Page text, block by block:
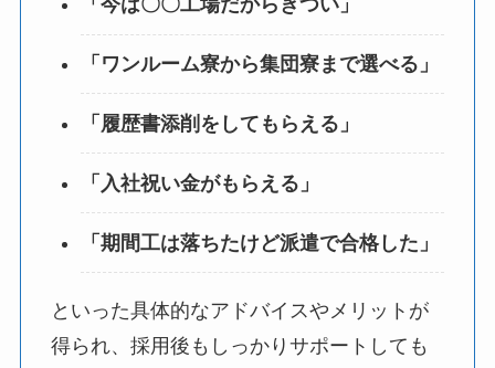
「今は〇〇工場だからきつい」
「ワンルーム寮から集団寮まで選べる」
「履歴書添削をしてもらえる」
「入社祝い金がもらえる」
「期間工は落ちたけど派遣で合格した」
といった具体的なアドバイスやメリットが
得られ、採用後もしっかりサポートしても